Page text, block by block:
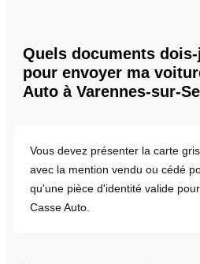
Quels documents
pour envoyer ma
Auto à Varennes-sur-
Vous devez présenter la carte
avec la mention vendu ou cédé
qu'une pièce d'identité valide
Casse Auto.